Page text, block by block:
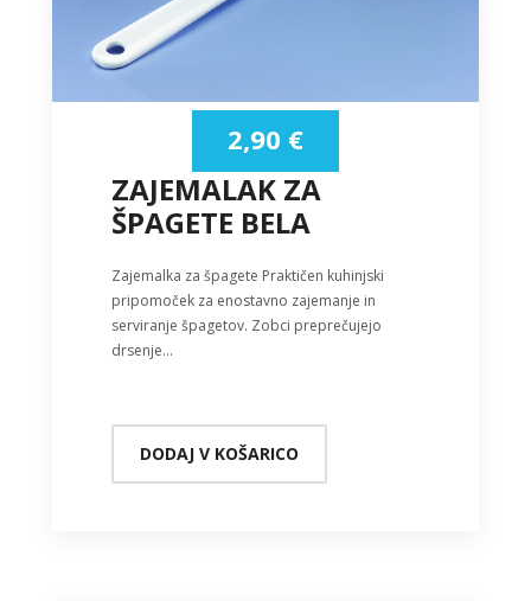
ZAJEMALAK ZA
ŠPAGETE BELA
2,90 €
Zajemalka za špagete Praktičen kuhinjski
pripomoček za enostavno zajemanje in
serviranje špagetov. Zobci preprečujejo
drsenje…
DODAJ V KOŠARICO